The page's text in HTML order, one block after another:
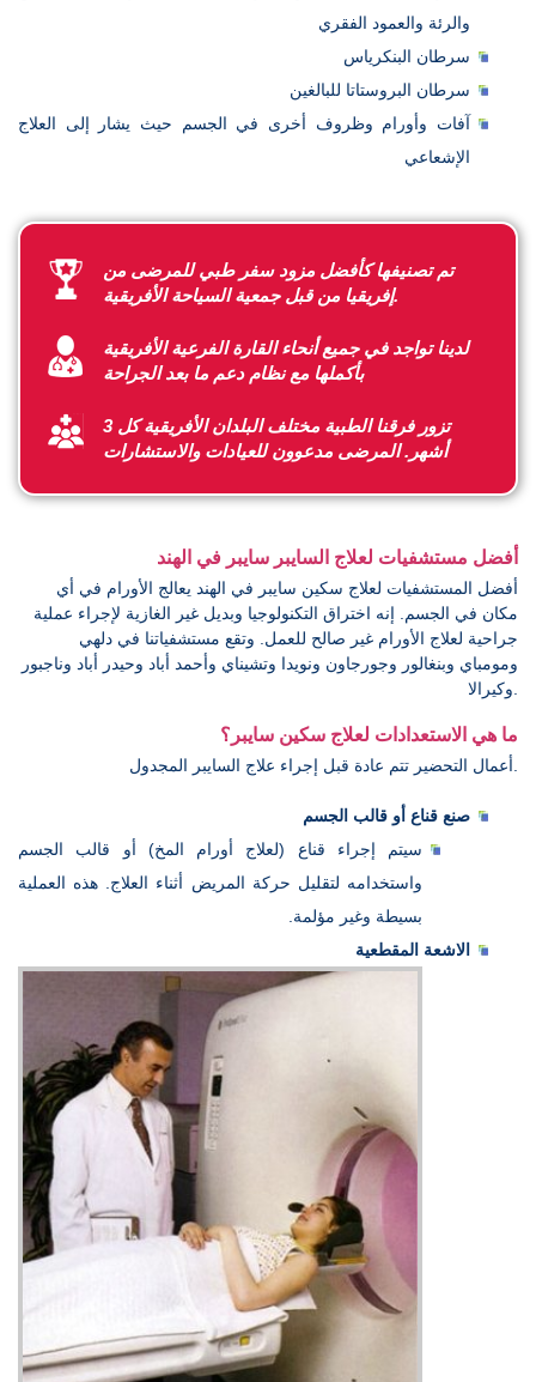
والرئة والعمود الفقري
سرطان البنكرياس
سرطان البروستاتا للبالغين
آفات وأورام وظروف أخرى في الجسم حيث يشار إلى العلاج
الإشعاعي
تم تصنيفها كأفضل مزود سفر طبي للمرضى من
إفريقيا من قبل جمعية السياحة الأفريقية.
لدينا تواجد في جميع أنحاء القارة الفرعية الأفريقية
بأكملها مع نظام دعم ما بعد الجراحة
تزور فرقنا الطبية مختلف البلدان الأفريقية كل 3
أشهر. المرضى مدعوون للعيادات والاستشارات
أفضل مستشفيات لعلاج السايبر سايبر في الهند
أفضل المستشفيات لعلاج سكين سايبر في الهند يعالج الأورام في أي
مكان في الجسم. إنه اختراق التكنولوجيا وبديل غير الغازية لإجراء عملية
جراحية لعلاج الأورام غير صالح للعمل. وتقع مستشفياتنا في دلهي
ومومباي وبنغالور وجورجاون ونويدا وتشيناي وأحمد أباد وحيدر أباد وناجبور
ما هي الاستعدادات لعلاج سكين سايبر؟
صنع قناع أو قالب الجسم
سيتم إجراء قناع (لعلاج أورام المخ) أو قالب الجسم
واستخدامه لتقليل حركة المريض أثناء العلاج. هذه العملية
بسيطة وغير مؤلمة.
الاشعة المقطعية